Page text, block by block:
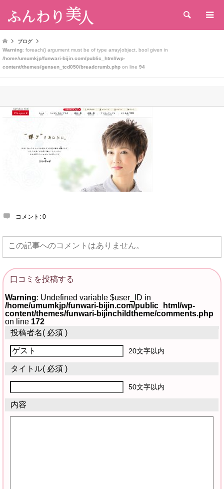
検索
ブログ
Warning: foreach() argument must be of type array|object, bool given in
/home/umumkjp/funwari-bijin.com/public_html/wp-
content/themes/gensen_tcd050/breadcrumb.php on line 94
コメント: 0
この記事へのコメントはありません。
口コミを投稿する
Warning : Undefined variable $user_ID in
/home/umumkjp/funwari-bijin.com/public_html/wp-
content/themes/funwari-bijinchildtheme/comments.php
on line 172
投稿者名( 必須 )
20文字以内
タイトル( 必須 )
50文字以内
内容